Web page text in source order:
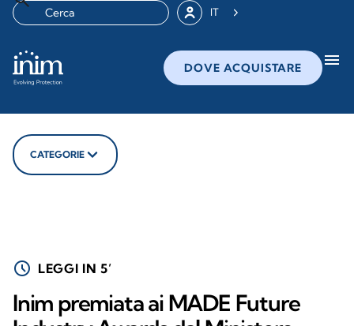
IT
DOVE ACQUISTARE menu
CATEGORIE
schedule LEGGI IN 5’
Inim premiata ai MADE Future